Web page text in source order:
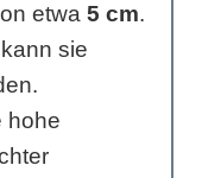
etwa 5 cm.
sie
hohe